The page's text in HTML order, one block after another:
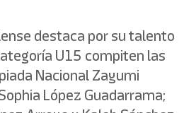
destaca por su talento
U15 compiten las
Nacional Zayumi
López Guadarrama;